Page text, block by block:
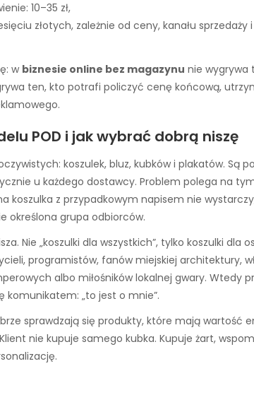
10–35 zł,
złotych, zależnie od ceny, kanału sprzedaży
w biznesie online bez magazynu nie wygrywa
ten, kto potrafi policzyć cenę końcową,
POD i jak wybrać dobrą niszę
koszulek, bluz, kubków i plakatów. Są
u każdego dostawcy. Problem polega na
koszulka z przypadkowym napisem nie
określona grupa odbiorców.
Nie „koszulki dla wszystkich”, tylko koszulki dla
programistów, fanów miejskiej architektury,
albo miłośników lokalnej gwary. Wtedy
komunikatem: „to jest o mnie”.
sprawdzają się produkty, które mają wartość
nie kupuje samego kubka. Kupuje żart,